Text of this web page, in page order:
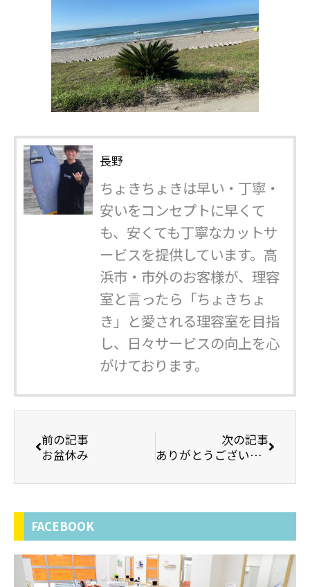
長野
ちょきちょきは早い・丁寧・
安いをコンセプトに早くて
も、安くても丁寧なカットサ
ービスを提供しています。高
浜市・市外のお客様が、理容
室と言ったら「ちょきちょ
き」と愛される理容室を目指
し、日々サービスの向上を心
がけております。
前の記事
お盆休み
次の記事
ありがとうございます。
FACEBOOK